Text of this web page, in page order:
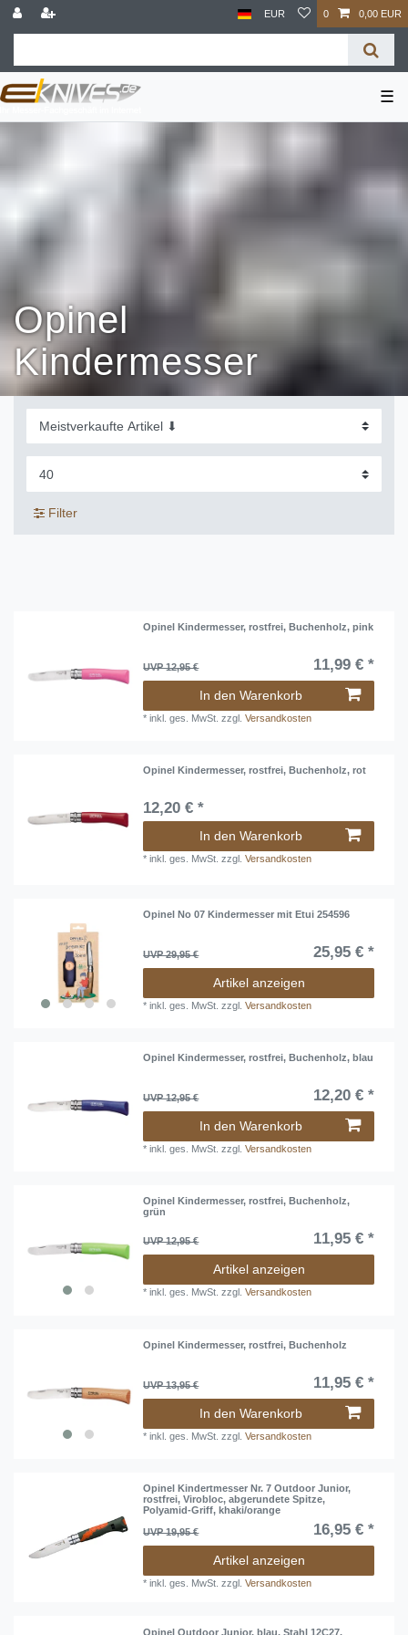
EUR 0 0,00 EUR
☰
Opinel
Kindermesser
Filter
Opinel Kindermesser, rostfrei, Buchenholz, pink
UVP 12,95 € 11,99 € *
In den Warenkorb
*inkl. ges. MwSt. zzgl.Versandkosten
Opinel Kindermesser, rostfrei, Buchenholz, rot
12,20 € *
In den Warenkorb
*inkl. ges. MwSt. zzgl.Versandkosten
Opinel No 07 Kindermesser mit Etui 254596
UVP 29,95 € 25,95 € *
Artikel anzeigen
*inkl. ges. MwSt. zzgl.Versandkosten
Opinel Kindermesser, rostfrei, Buchenholz, blau
UVP 12,95 € 12,20 € *
In den Warenkorb
*inkl. ges. MwSt. zzgl.Versandkosten
Opinel Kindermesser, rostfrei, Buchenholz,
grün
UVP 12,95 € 11,95 € *
Artikel anzeigen
*inkl. ges. MwSt. zzgl.Versandkosten
Opinel Kindermesser, rostfrei, Buchenholz
UVP 13,95 € 11,95 € *
In den Warenkorb
*inkl. ges. MwSt. zzgl.Versandkosten
Opinel Kindertmesser Nr. 7 Outdoor Junior,
rostfrei, Virobloc, abgerundete Spitze,
Polyamid-Griff, khaki/orange
UVP 19,95 €
16,95 € *
Artikel anzeigen
*inkl. ges. MwSt. zzgl.Versandkosten
Opinel Outdoor Junior, blau, Stahl 12C27,